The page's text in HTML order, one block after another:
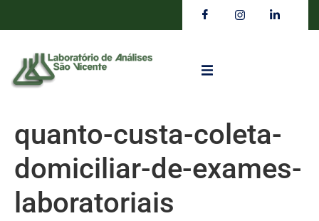
quanto-custa-coleta-
domiciliar-de-exames-
laboratoriais